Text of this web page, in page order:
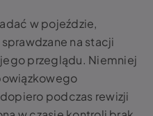
w pojeździe,
na stacji
przeglądu. Niemniej
podczas rewizji